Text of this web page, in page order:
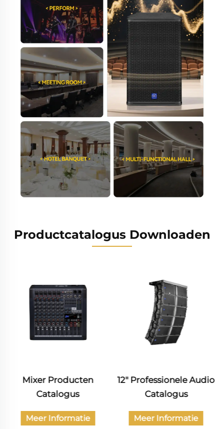
Productcatalogus Downloaden
12" Professionele Audio
Catalogus
Meer Informatie
Catalogus van
burgerlijke audio-